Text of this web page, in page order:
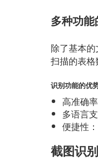
多种功
除了基本
扫描的表
识别功能的优
高准确
多语言
便捷性
截图识